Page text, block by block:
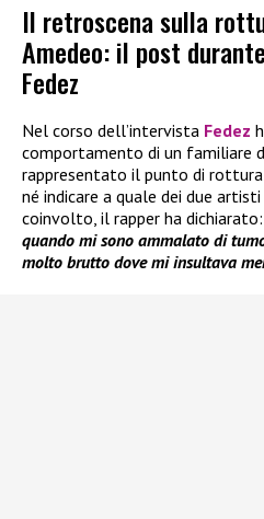
Il retroscena sulla
Amedeo: il post
Fedez
Nel corso dell’intervista Fedez
comportamento di un familiare
rappresentato il punto di
né indicare a quale dei due
coinvolto, il rapper ha dichiarato:
quando mi sono ammalato di
molto brutto dove mi insultava